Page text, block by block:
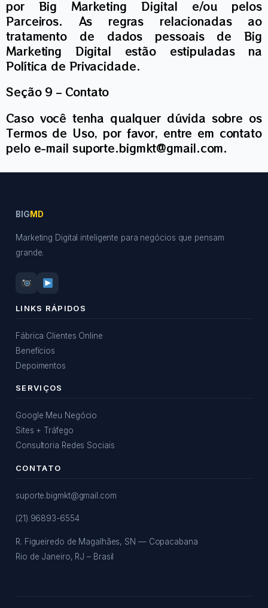
por Big Marketing Digital e/ou pelos
Parceiros. As regras relacionadas ao
tratamento de dados pessoais de Big
Marketing Digital estão estipuladas na
Política de Privacidade.
Seção 9 – Contato
Caso você tenha qualquer dúvida sobre os
Termos de Uso, por favor, entre em contato
pelo e-mail suporte.bigmkt@gmail.com.
BIG MD
Marketing Digital inteligente para negócios que pensam
grande.
LINKS RÁPIDOS
Fábrica Clientes Online
Benefícios
Depoimentos
SERVIÇOS
Google Meu Negócio
Sites + Tráfego
Consultoria Redes Sociais
CONTATO
suporte.bigmkt@gmail.com
(21) 96893-6554
R. Figueiredo de Magalhães, SN — Copacabana
Rio de Janeiro, RJ – Brasil